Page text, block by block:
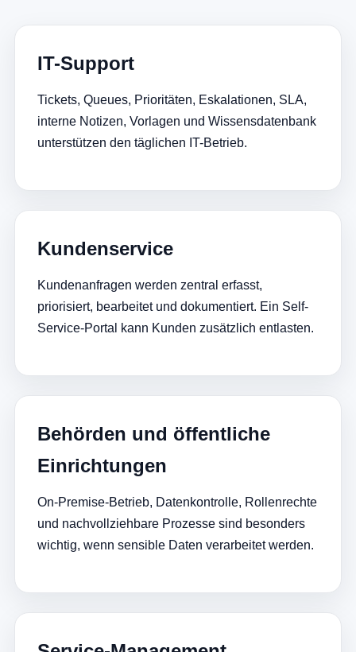
IT-Support
Tickets, Queues, Prioritäten, Eskalationen, SLA,
interne Notizen, Vorlagen und Wissensdatenbank
unterstützen den täglichen IT-Betrieb.
Kundenservice
Kundenanfragen werden zentral erfasst,
priorisiert, bearbeitet und dokumentiert. Ein Self-
Service-Portal kann Kunden zusätzlich entlasten.
Behörden und öffentliche
Einrichtungen
On-Premise-Betrieb, Datenkontrolle, Rollenrechte
und nachvollziehbare Prozesse sind besonders
wichtig, wenn sensible Daten verarbeitet werden.